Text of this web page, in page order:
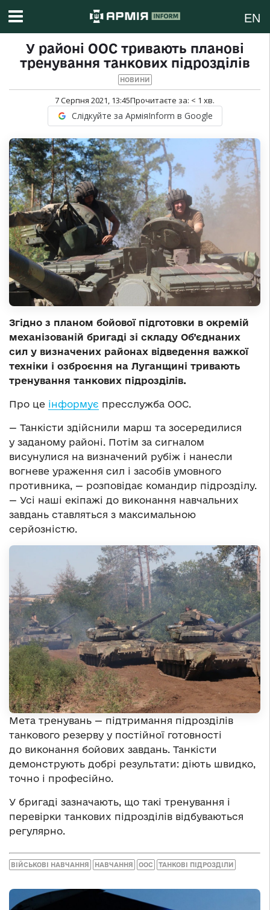
EN
У районі ООС тривають планові
тренування танкових підрозділів
НОВИНИ
7 Серпня 2021, 13:45Прочитаєте за: < 1 хв.
Слідкуйте за АрміяInform в Google
Згідно з планом бойової підготовки в окремій
механізованій бригаді зі складу Об’єднаних
сил у визначених районах відведення важкої
техніки і озброєння на Луганщині тривають
тренування танкових підрозділів.
Про це інформує пресслужба ООС.
— Танкісти здійснили марш та зосередилися
у заданому районі. Потім за сигналом
висунулися на визначений рубіж і нанесли
вогневе ураження сил і засобів умовного
противника, — розповідає командир підрозділу.
— Усі наші екіпажі до виконання навчальних
завдань ставляться з максимальною
серйозністю.
Мета тренувань — підтримання підрозділів
танкового резерву у постійної готовності
до виконання бойових завдань. Танкісти
демонструють добрі результати: діють швидко,
точно і професійно.
У бригаді зазначають, що такі тренування і
перевірки танкових підрозділів відбуваються
регулярно.
ВІЙСЬКОВІ НАВЧАННЯ НАВЧАННЯ ООС ТАНКОВІ ПІДРОЗДІЛИ